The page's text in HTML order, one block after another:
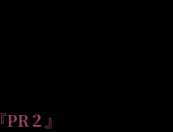
『PR２』